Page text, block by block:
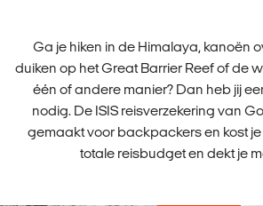
Ga je hiken in de Himalaya, kanoën
duiken op het Great Barrier Reef of de
één of andere manier? Dan heb jij
nodig. De ISIS reisverzekering van
gemaakt voor backpackers en kost
totale reisbudget en dekt je